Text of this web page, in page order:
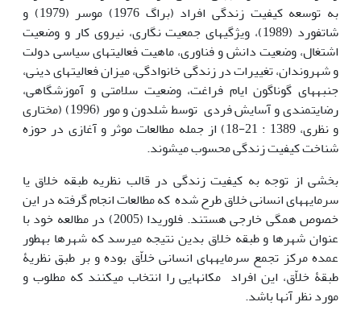
به توسعه کیفیت زندگی افراد (براگ 1976) موسر (1979) و
شاتفورد (1989)، ویژگی‎های جمعیت نگاری، نیروی کار و وضعیت
اشتغال، وضعیت دانش و فناوری، ماهیت فعالیت‎های سیاسی دولت
و شهروندان، تغییرات در زندگی خانوادگی، میزان فعالیت‎های دینی،
جنبه‎های گوناگون ایام فراغت، وضعیت سلامتی و آموزشگاهی،
رضایتمندی و آسایش فردی توسط شلدون و مور (1996) (مختاری
و نظری، 1389 : 21-18) از جمله مطالعات موثر و آغازی در حوزه
شناخت کیفیت زندگی محسوب می‏شوند.
بخشی از توجه به کیفیت زندگی در قالب نظریه طبقه خلاق یا
سرمایه‎های انسانی خلاق طرح شده که مطالعات انجام گرفته در این
خصوص همگی خارجی هستند. فلوریدا (2005) در مطالعه خود با
عنوان شهرها و طبقه خلاق بدین نتیجه می‎رسد که شهرها به‎‏طور
عمده مرکز تجمع سرمایه‏ها‏ی انسانی خلاّق بوده و بر طبق نظریۀ
طبقۀ خلاّق، این افراد مکان‎هایی را انتخاب می‎کنند که مطلوب و
مورد نظر آن‏ها‏ باشد.